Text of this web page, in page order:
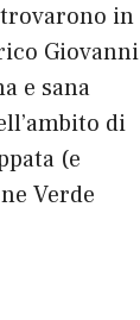
in
Giovanni
e sana
di
(e
Verde